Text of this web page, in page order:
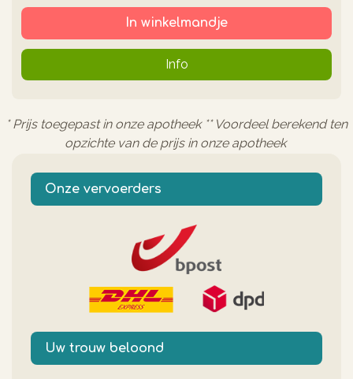
In winkelmandje
Info
* Prijs toegepast in onze apotheek ** Voordeel berekend ten
opzichte van de prijs in onze apotheek
Onze vervoerders
Uw trouw beloond